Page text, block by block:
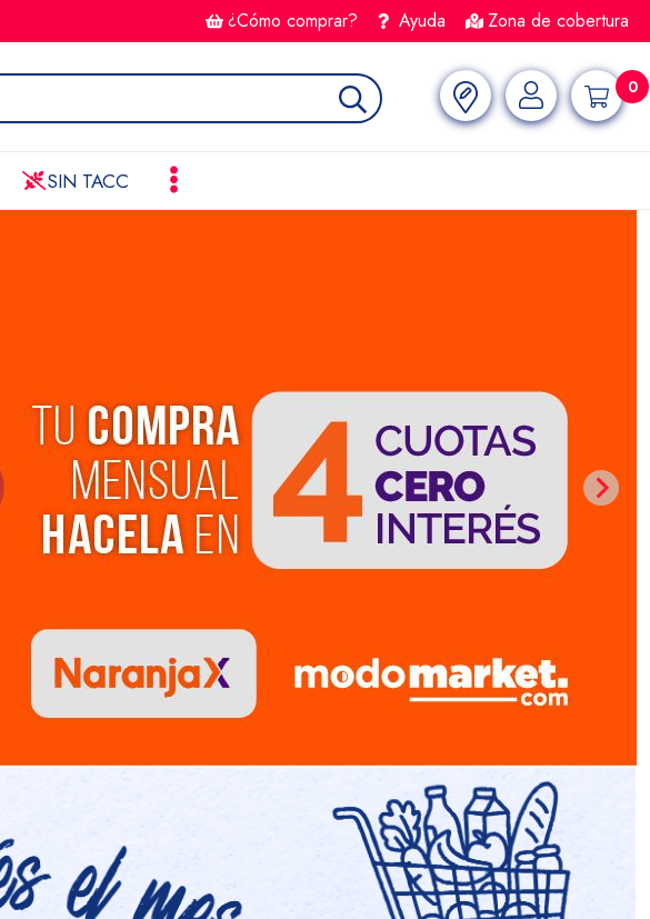
¿Cómo comprar? Ayuda Zona de cobertura
0
SIN TACC